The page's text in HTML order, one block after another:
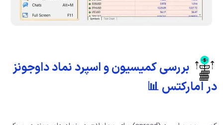
بررسی کمیسیون و اسپرد نماد داوجونز
در امارکتس 📊